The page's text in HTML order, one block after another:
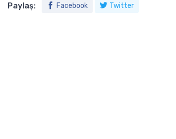
Paylaş: Facebook Twitter